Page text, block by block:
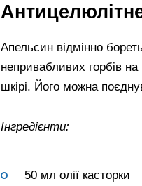
Апельсин відмінно
непривабливих горбів
шкірі. Його можна
Інгредієнти:
50 мл олії касторки